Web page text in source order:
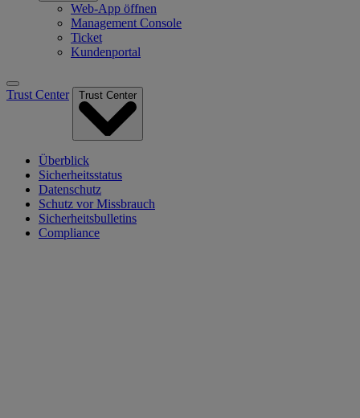
Web-App öffnen
Management Console
Ticket
Kundenportal
Trust Center Trust Center
Überblick
Sicherheitsstatus
Datenschutz
Schutz vor Missbrauch
Sicherheitsbulletins
Compliance